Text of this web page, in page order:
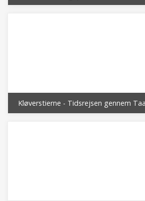
Kløverstierne - Tidsrejsen gennem